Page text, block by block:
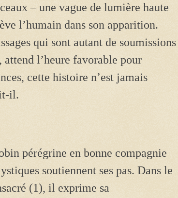
– une vague de lumière haute
l’humain dans son apparition.
qui sont autant de soumissions
attend l’heure favorable pour
cette histoire n’est jamais
il.
pérégrine en bonne compagnie
soutiennent ses pas. Dans le
(1), il exprime sa